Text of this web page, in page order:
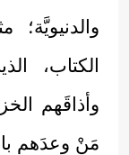
الكتاب،
وأذاقَهم
مَنْ وعدَهم